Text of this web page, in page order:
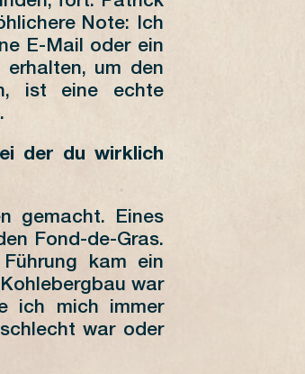
Note: Ich
E-Mail oder ein
um den
ist eine echte
der du wirklich
gemacht. Eines
Fond-de-Gras.
kam ein
war
ich mich immer
war oder